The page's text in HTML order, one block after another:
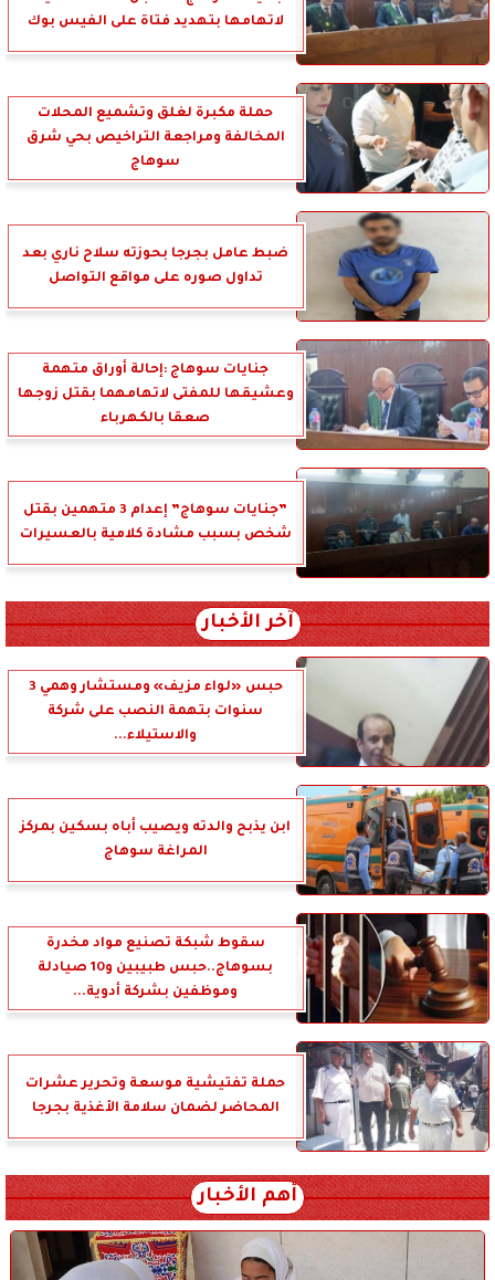
لاتهامها بتهديد فتاة على الفيس بوك
حملة مكبرة لغلق وتشميع المحلات
المخالفة ومراجعة التراخيص بحي شرق
سوهاج
ضبط عامل بجرجا بحوزته سلاح ناري بعد
تداول صوره على مواقع التواصل
جنايات سوهاج :إحالة أوراق متهمة
وعشيقها للمفتى لاتهامهما بقتل زوجها
صعقا بالكهرباء
”جنايات سوهاج” إعدام 3 متهمين بقتل
شخص بسبب مشادة كلامية بالعسيرات
آخر الأخبار
حبس «لواء مزيف» ومستشار وهمي 3
سنوات بتهمة النصب على شركة
والاستيلاء...
ابن يذبح والدته ويصيب أباه بسكين بمركز
المراغة سوهاج
سقوط شبكة تصنيع مواد مخدرة
بسوهاج..حبس طبيبين و10 صيادلة
وموظفين بشركة أدوية...
حملة تفتيشية موسعة وتحرير عشرات
المحاضر لضمان سلامة الأغذية بجرجا
أهم الأخبار